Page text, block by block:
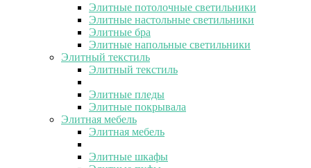
Элитные потолочные светильники
Элитные настольные светильники
Элитные бра
Элитные напольные светильники
Элитный текстиль
Элитный текстиль
Элитные пледы
Элитные покрывала
Элитная мебель
Элитная мебель
Элитные шкафы